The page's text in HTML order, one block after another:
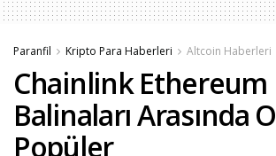
Paranfil Kripto Para Haberleri Altcoin Haberleri
Chainlink Ethereum
Balinaları Arasında
Popüler